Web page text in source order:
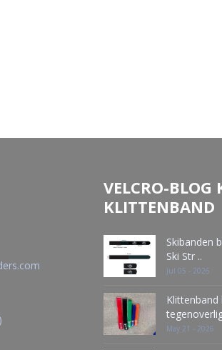
VELCRO-BLOG
KLITTENBAND
Skibanden
Ski Str ..
Jul 05 - 2026
May 21 - 2026